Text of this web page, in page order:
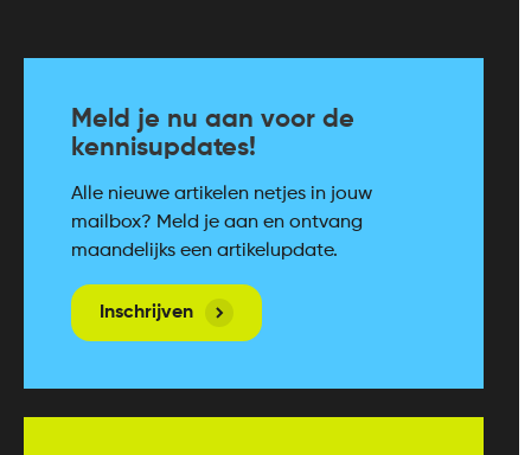
Meld je nu aan voor de
kennisupdates!
Alle nieuwe artikelen netjes in jouw
mailbox? Meld je aan en ontvang
maandelijks een artikelupdate.
Inschrijven